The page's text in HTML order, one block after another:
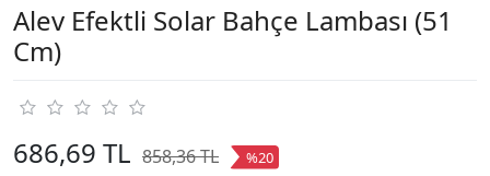
Alev Efektli Solar Bahçe Lambası (51
Cm)
686,69 TL 858,36 TL %20